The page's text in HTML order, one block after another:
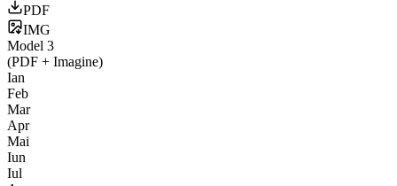
PDF
IMG
Model 3
(PDF + Imagine)
Ian
Feb
Mar
Apr
Mai
Iun
Iul